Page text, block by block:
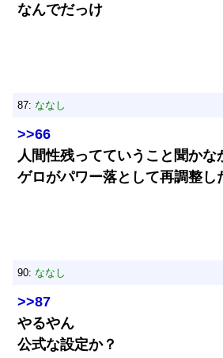
なんでだっけ
87: ななし
>>66
人間性残ってていうこと聞かな
ゲロがパワー落として再調整し
90: ななし
>>87
やるやん
公式な設定か？